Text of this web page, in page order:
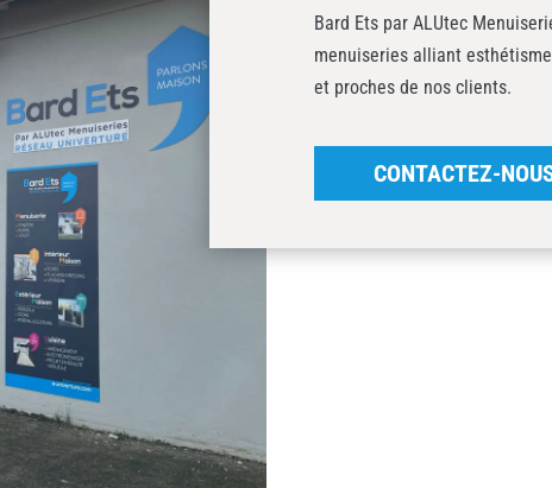
Bard Ets par ALUtec
menuiseries alliant
et proches de nos clients.
CONTACTEZ-